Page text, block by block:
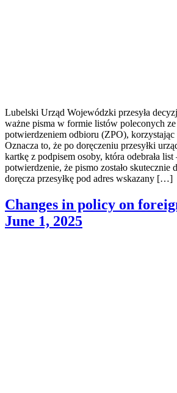
Lubelski Urząd Wojewódzki przesyła
ważne pisma w formie listów poleconych
potwierdzeniem odbioru (ZPO), korzystając
Oznacza to, że po doręczeniu przesyłki
kartkę z podpisem osoby, która odebrała
potwierdzenie, że pismo zostało skutecznie
doręcza przesyłkę pod adres wskazany […]
Changes in policy on
June 1, 2025